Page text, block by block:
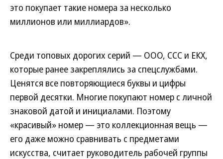
это покупает такие номера за несколько
миллионов или миллиардов».
Среди топовых дорогих серий — ООО, ССС и ЕКХ,
которые ранее закреплялись за спецслужбами.
Ценятся все повторяющиеся буквы и цифры
первой десятки. Многие покупают номер с личной
знаковой датой и инициалами. Поэтому
«красивый» номер — это коллекционная вещь —
его даже можно сравнивать с предметами
искусства, считает руководитель рабочей группы